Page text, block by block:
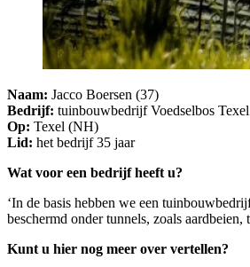
Naam: Jacco Boersen (37)
Bedrijf: tuinbouwbedrijf Voedselbos Texel
Op: Texel (NH)
Lid: het bedrijf 35 jaar
Wat voor een bedrijf heeft u?
‘In de basis hebben we een
beschermd onder tunnels, zoals
Kunt u hier nog meer over vertellen?